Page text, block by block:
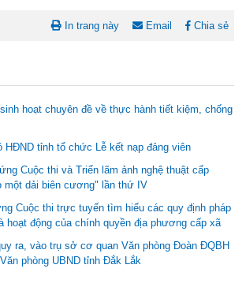
In trang này Email Chia sẻ
hoạt chuyên đề về thực hành tiết kiệm, chống
HĐND tỉnh tổ chức Lễ kết nạp đảng viên
Cuộc thi và Triển lãm ảnh nghệ thuật cấp
một dải biên cương" lần thứ IV
Cuộc thi trực tuyến tìm hiểu các quy định pháp
hoạt động của chính quyền địa phương cấp xã
ra, vào trụ sở cơ quan Văn phòng Đoàn ĐQBH
phòng UBND tỉnh Đắk Lắk
về cam kết bố trí nguồn vốn đối ứng ngân
thực hiện Dự án Xây dựng Trụ sở làm...
phân bổ kế hoạch vốn đầu tư phát triển được
sang năm 2026 thực hiện và giải...
vốn ngân sách địa phương (đợt 2)